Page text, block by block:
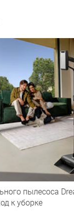
пылесоса
к уборке